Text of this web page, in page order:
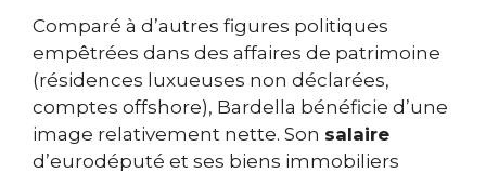
Comparé à d’autres figures politiques
empêtrées dans des affaires de patrimoine
(résidences luxueuses non déclarées,
comptes offshore), Bardella bénéficie d’une
image relativement nette. Son salaire
d’eurodéputé et ses biens immobiliers